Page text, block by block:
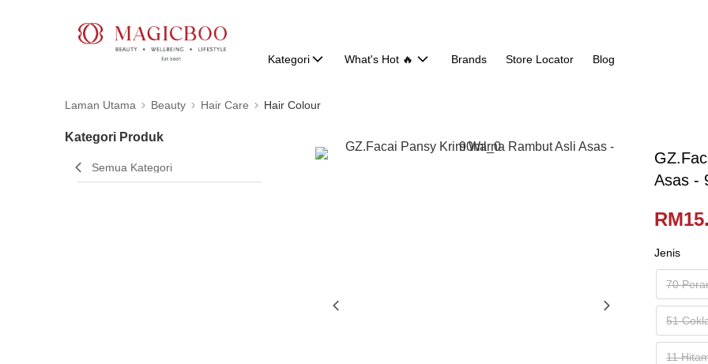
Kategori What's Hot 🔥 Brands Store Locator Blog
Laman Utama Beauty Hair Care Hair Colour
Kategori Produk
Semua Kategori
Asas -
Jenis
70
51
11